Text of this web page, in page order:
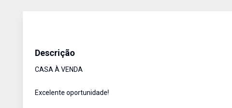
Descrição
CASA À VENDA
Excelente oportunidade!